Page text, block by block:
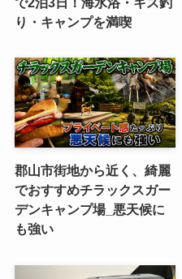
り・キャンプを満喫
郡山市街地から近く、綺麗
でおすすめチラックスガー
デンキャンプ場_悪天候に
も強い